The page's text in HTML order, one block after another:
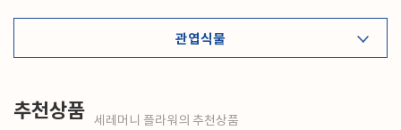
관엽식물
추천상품 세레머니 플라워의 추천상품